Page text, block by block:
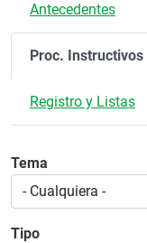
Antecedentes
Proc.
Registro y Listas
Tema
Tipo